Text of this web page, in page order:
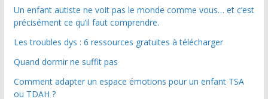
Un enfant autiste ne voit pas le monde comme vous… et c’est
précisément ce qu’il faut comprendre.
Les troubles dys : 6 ressources gratuites à télécharger
Quand dormir ne suffit pas
Comment adapter un espace émotions pour un enfant TSA
ou TDAH ?